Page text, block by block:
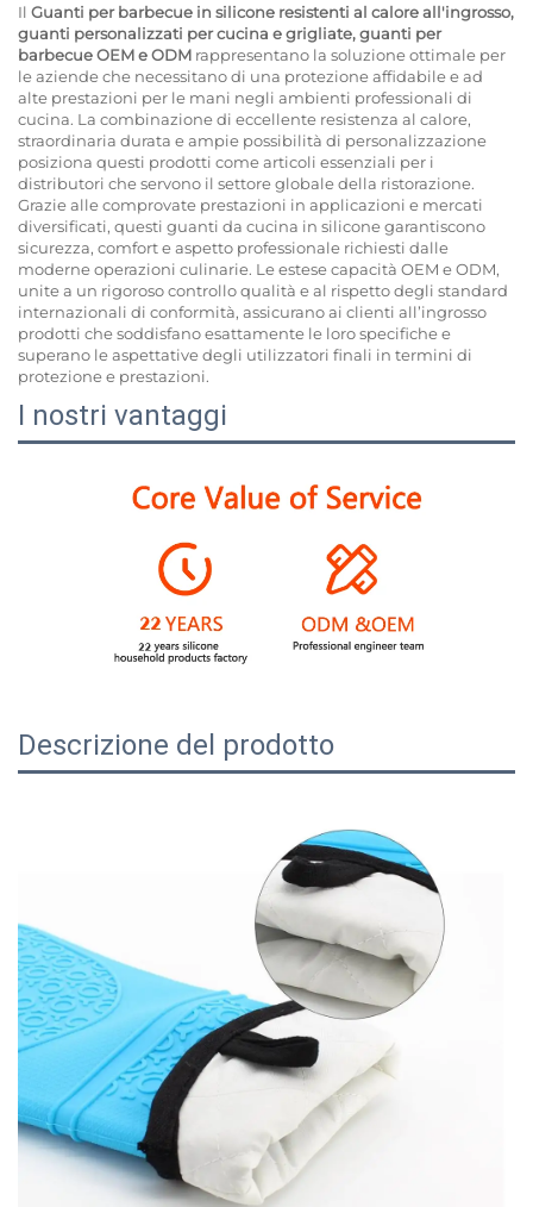
Il Guanti per barbecue in silicone resistenti al calore all'ingrosso,
guanti personalizzati per cucina e grigliate, guanti per
barbecue OEM e ODM rappresentano la soluzione ottimale per
le aziende che necessitano di una protezione affidabile e ad
alte prestazioni per le mani negli ambienti professionali di
cucina. La combinazione di eccellente resistenza al calore,
straordinaria durata e ampie possibilità di personalizzazione
posiziona questi prodotti come articoli essenziali per i
distributori che servono il settore globale della ristorazione.
Grazie alle comprovate prestazioni in applicazioni e mercati
diversificati, questi guanti da cucina in silicone garantiscono
sicurezza, comfort e aspetto professionale richiesti dalle
moderne operazioni culinarie. Le estese capacità OEM e ODM,
unite a un rigoroso controllo qualità e al rispetto degli standard
internazionali di conformità, assicurano ai clienti all’ingrosso
prodotti che soddisfano esattamente le loro specifiche e
superano le aspettative degli utilizzatori finali in termini di
protezione e prestazioni.
I nostri vantaggi
Descrizione del prodotto